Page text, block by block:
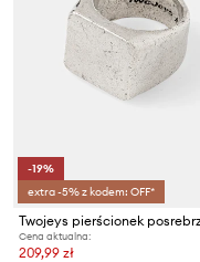
-19%
extra -5% z kodem: OFF*
Twojeys pierścionek
Cena aktualna:
209,99 zł